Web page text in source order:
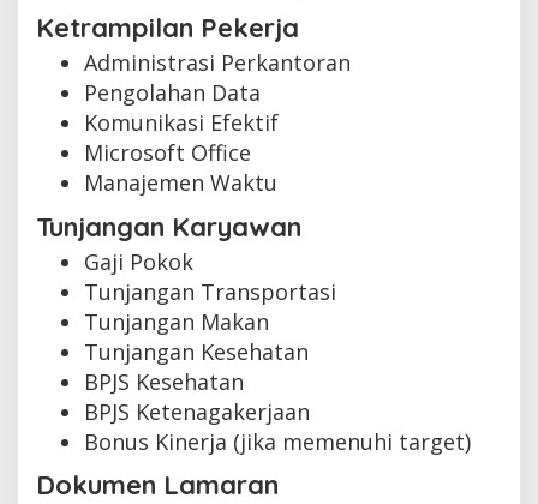
Ketrampilan Pekerja
Administrasi Perkantoran
Pengolahan Data
Komunikasi Efektif
Microsoft Office
Manajemen Waktu
Tunjangan Karyawan
Gaji Pokok
Tunjangan Transportasi
Tunjangan Makan
Tunjangan Kesehatan
BPJS Kesehatan
BPJS Ketenagakerjaan
Bonus Kinerja (jika memenuhi target)
Dokumen Lamaran